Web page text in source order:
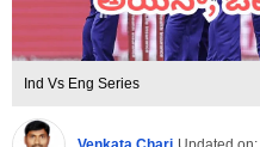
Ind Vs Eng Series